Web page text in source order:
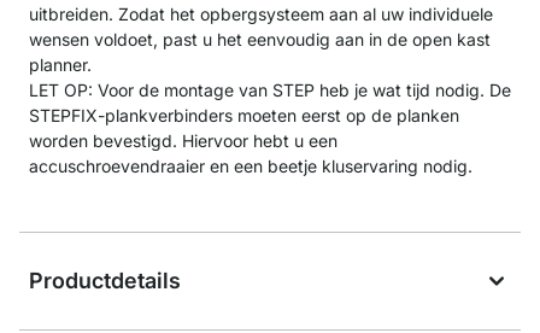
uitbreiden. Zodat het opbergsysteem aan al uw individuele
wensen voldoet, past u het eenvoudig aan in de open kast
planner.
LET OP: Voor de montage van STEP heb je wat tijd nodig. De
STEPFIX-plankverbinders moeten eerst op de planken
worden bevestigd. Hiervoor hebt u een
accuschroevendraaier en een beetje kluservaring nodig.
Productdetails